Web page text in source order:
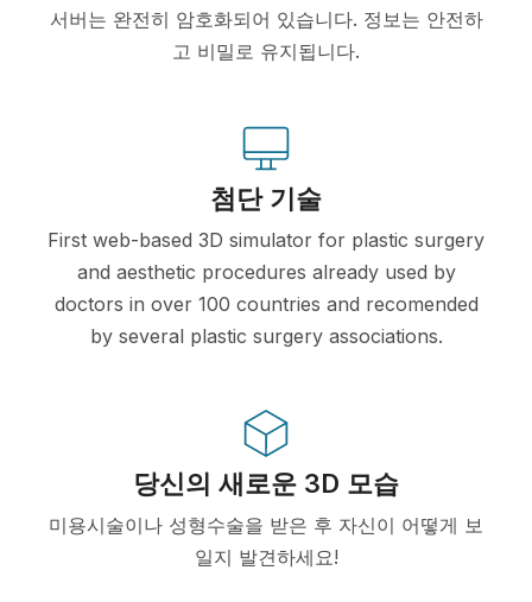
서버는 완전히 암호화되어 있습니다. 정보는 안전하
고 비밀로 유지됩니다.
첨단 기술
First web-based 3D simulator for plastic surgery
and aesthetic procedures already used by
doctors in over 100 countries and recomended
by several plastic surgery associations.
당신의 새로운 3D 모습
미용시술이나 성형수술을 받은 후 자신이 어떻게 보
일지 발견하세요!